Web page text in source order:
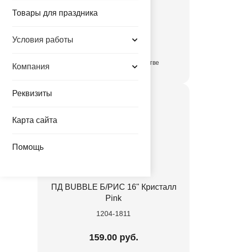
Товары для праздника
Условия работы
Компания
Реквизиты
Карта сайта
Помощь
139.00 руб.
в достаточном количестве
ПД BUBBLE Б/РИС 16" Кристалл
Pink
1204-1811
159.00 руб.